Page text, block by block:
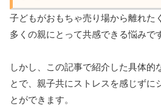
子どもがおもちゃ売り場から離れた
多くの親にとって共感できる悩みで
しかし、この記事で紹介した具体的
とで、親子共にストレスを感じずに
とができます。